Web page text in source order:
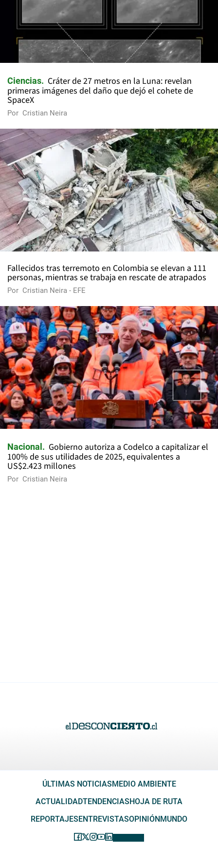
Ciencias
Cráter de 27 metros en la Luna: revelan
primeras imágenes del daño que dejó el cohete de
SpaceX
Por Cristian Neira
Fallecidos tras terremoto en Colombia se elevan a 111
personas, mientras se trabaja en rescate de atrapados
Por Cristian Neira - EFE
Nacional
Gobierno autoriza a Codelco a capitalizar el
100% de sus utilidades de 2025, equivalentes a
US$2.423 millones
Por Cristian Neira
ÚLTIMAS NOTICIASMEDIO AMBIENTE
ACTUALIDADTENDENCIASHOJA DE RUTA
REPORTAJESENTREVISTASOPINIÓNMUNDO